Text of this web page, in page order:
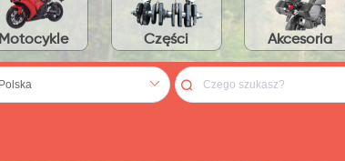
Motocykle Części Akcesoria